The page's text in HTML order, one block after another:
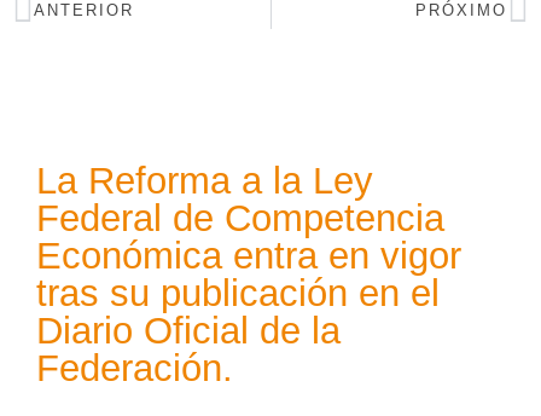
ANTERIOR PRÓXIMO
La Reforma a la Ley
Federal de Competencia
Económica entra en vigor
tras su publicación en el
Diario Oficial de la
Federación.